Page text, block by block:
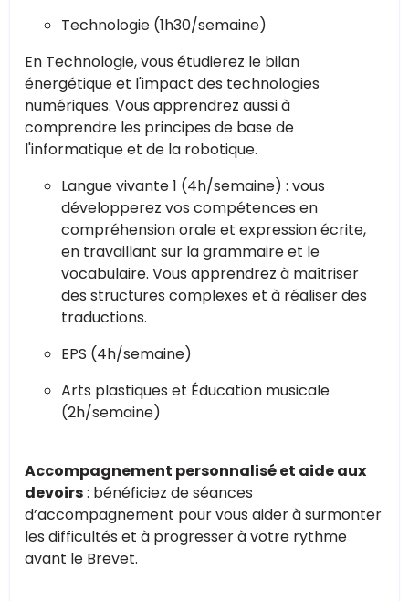
Technologie (1h30/semaine)
En Technologie, vous étudierez le bilan
énergétique et l'impact des technologies
numériques. Vous apprendrez aussi à
comprendre les principes de base de
l'informatique et de la robotique.
Langue vivante 1 (4h/semaine) : vous
développerez vos compétences en
compréhension orale et expression écrite,
en travaillant sur la grammaire et le
vocabulaire. Vous apprendrez à maîtriser
des structures complexes et à réaliser des
traductions.
EPS (4h/semaine)
Arts plastiques et Éducation musicale
(2h/semaine)
Accompagnement personnalisé et aide aux
devoirs: bénéficiez de séances
d’accompagnement pour vous aider à surmonter
les difficultés et à progresser à votre rythme
avant le Brevet.